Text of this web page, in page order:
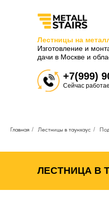
+7(999)
Сейчас
Лестницы на
Изготовление и
дачи в Москве и
Главная / Лестницы в таунхаус /
ЛЕСТНИЦА В